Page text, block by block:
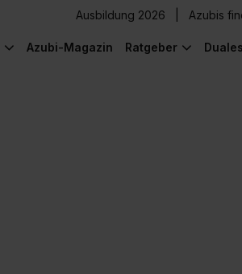
Ausbildung 2026 Azubis
Azubi-Magazin Ratgeber